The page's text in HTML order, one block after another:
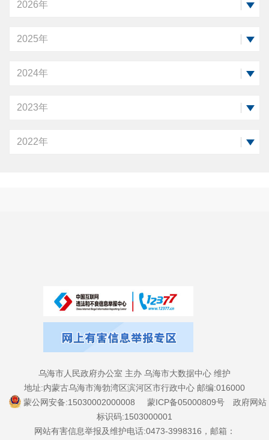
2026年
2025年
2024年
2023年
2022年
乌海市人民政府办公室 主办 乌海市大数据中心 维护
地址:内蒙古乌海市海勃湾区滨河区市行政中心 邮编:016000
蒙公网安备:15030002000008
蒙ICP备05000809号
政府网站
标识码:1503000001
网站有害信息举报及维护电话:0473-3998316，邮箱：